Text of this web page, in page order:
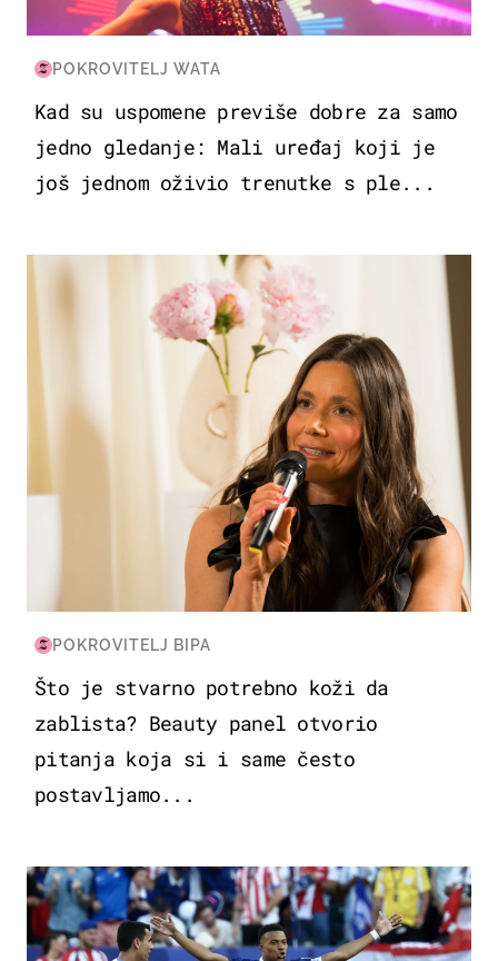
POKROVITELJ WATA
Kad su uspomene previše dobre za samo
jedno gledanje: Mali uređaj koji je
još jednom oživio trenutke s ple...
MODA & LJEPOTA
POKROVITELJ BIPA
Što je stvarno potrebno koži da
zablista? Beauty panel otvorio
pitanja koja si i same često
postavljamo...
SVJETSKO PRVENSTVO 2026